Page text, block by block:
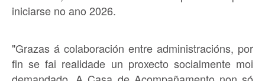
iniciarse no ano 2026.
"Grazas á colaboración entre administracións, por
fin se fai realidade un proxecto socialmente moi